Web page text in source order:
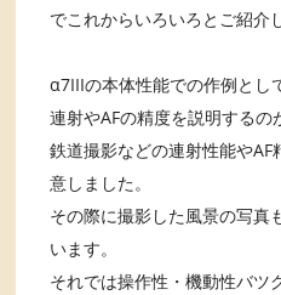
でこれからいろいろとご紹介
α7IIIの本体性能での作例とし
連射やAFの精度を説明するの
鉄道撮影などの連射性能や
意しました。
その際に撮影した風景の写真
います。
それでは操作性・機動性バツ